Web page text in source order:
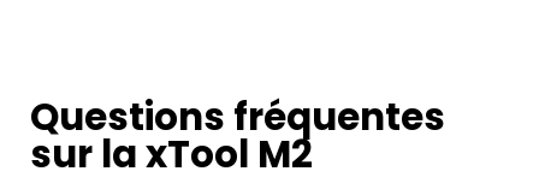
Questions fréquentes
sur la xTool M2